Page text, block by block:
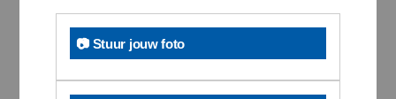
📷 Stuur jouw foto